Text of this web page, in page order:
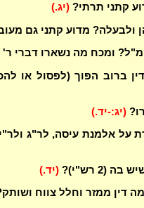
קתני תרתי? (יג.)
ומכח מה נשארו דברי
ברוב הפוך (לפסול או
(יג:-יד.)
על אלמנת עיסה, לר"ג
(2 רש"י)? (יד.)
דין ממזר וחלל צווח